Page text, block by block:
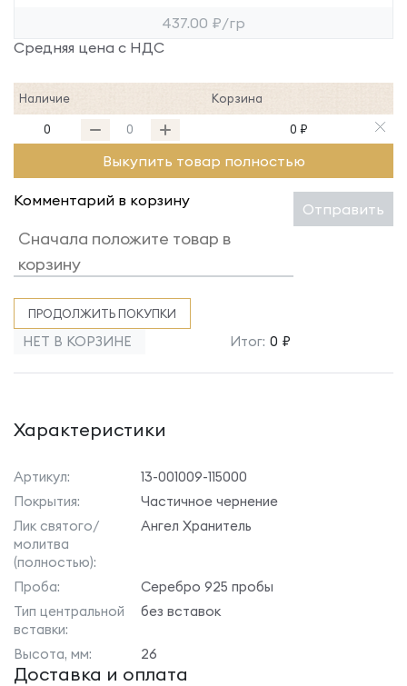
437.00 ₽/гр
Средняя цена с НДС
Наличие Корзина
0 0 ₽
Выкупить товар полностью
Комментарий в корзину Отправить
ПРОДОЛЖИТЬ ПОКУПКИ
НЕТ В КОРЗИНЕ Итог: 0 ₽
Характеристики
Артикул:
13-001009-115000
Покрытия:
Частичное чернение
Лик святого/
молитва
(полностью):
Ангел Хранитель
Проба:
Серебро 925 пробы
Тип центральной
вставки:
без вставок
Высота, мм: 26
Доставка и оплата